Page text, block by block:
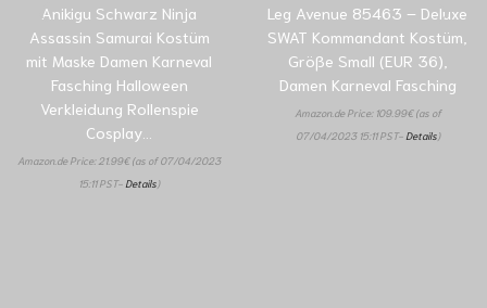
Anikigu Schwarz Ninja
Assassin Samurai Kostüm
mit Maske Damen Karneval
Fasching Halloween
Verkleidung Rollenspie
Cosplay…
Amazon.de Price: 21.99€(as of 07/04/2023
15:11 PST- Details)
Leg Avenue 85463 – Deluxe
SWAT Kommandant Kostüm,
Größe Small (EUR 36),
Damen Karneval Fasching
Amazon.de Price: 109.99€(as of
07/04/2023 15:11 PST- Details)